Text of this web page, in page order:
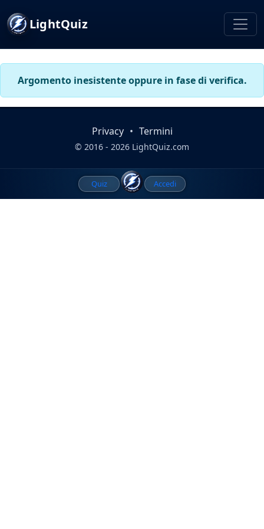
LightQuiz
Argomento inesistente oppure in fase di verifica.
Privacy • Termini
© 2016 - 2026 LightQuiz.com
Quiz Accedi